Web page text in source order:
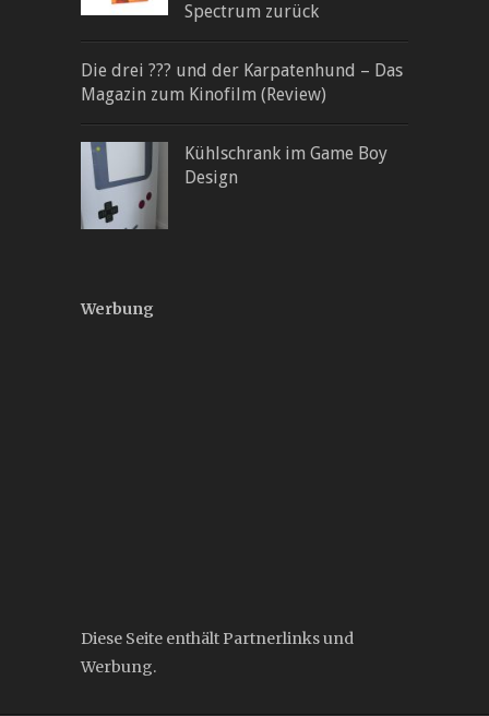
Spectrum zurück
Die drei ??? und der Karpatenhund – Das
Magazin zum Kinofilm (Review)
Kühlschrank im Game Boy
Design
Werbung
Diese Seite enthält Partnerlinks und
Werbung.